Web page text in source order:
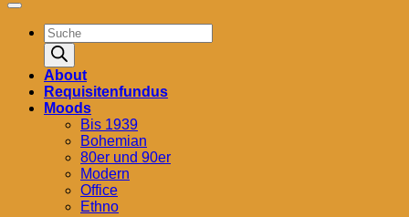
Products
search
About
Requisitenfundus
Moods
Bis 1939
Bohemian
80er und 90er
Modern
Office
Ethno